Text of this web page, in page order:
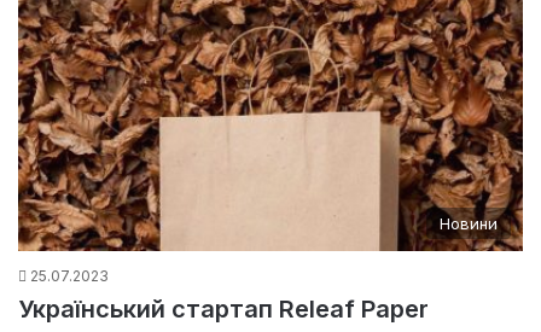
Новини
25.07.2023
Український стартап Releaf Paper